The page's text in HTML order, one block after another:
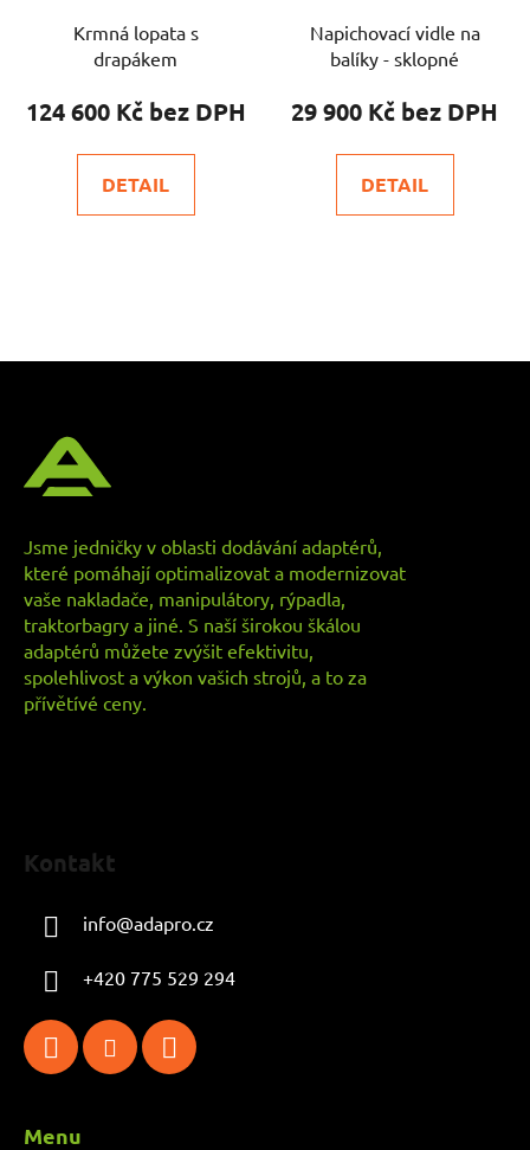
Krmná lopata s
drapákem
124 600 Kč
DETAIL
Napichovací vidle na
balíky - sklopné
29 900 Kč
DETAIL
Jsme jedničky v oblasti dodávání adaptérů,
které pomáhají optimalizovat a modernizovat
vaše nakladače, manipulátory, rýpadla,
traktorbagry a jiné. S naší širokou škálou
adaptérů můžete zvýšit efektivitu,
spolehlivost a výkon vašich strojů, a to za
přívětívé ceny.
Kontakt
info@adapro.cz
+420 775 529 294
Menu